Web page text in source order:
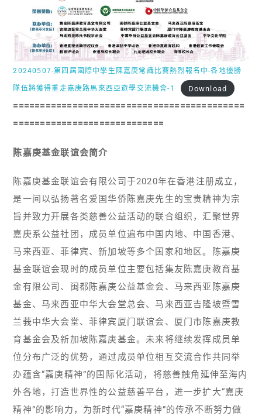
20240507-第四屆國際中學生陳嘉庚常識比賽熱烈報名中-各地優勝
隊伍將獲得重走嘉庚路馬來西亞遊學交流機會-1 Download
===========================================
============================
陈嘉庚基金联谊会简介
陈嘉庚基金联谊会有限公司于2020年在香港注册成立，
是一间以弘扬著名爱国华侨陈嘉庚先生的宝贵精神为宗
旨并致力开展各类慈善公益活动的联合组织，汇聚世界
嘉庚系公益社团，成员单位遍布中国内地、中国香港、
马来西亚、菲律宾、新加坡等多个国家和地区。陈嘉庚
基金联谊会现时的成员单位主要包括集友陈嘉庚教育基
金有限公司、闽都陈嘉庚公益基金会、马来西亚陈嘉庚
基金、马来西亚中华大会堂总会、马来西亚吉隆坡暨雪
兰莪中华大会堂、菲律宾厦门联谊会、厦门市陈嘉庚教
育基金会及新加坡陈嘉庚基金。未来将继续发挥成员单
位分布广泛的优势，通过成员单位相互交流合作共同举
办蕴含“嘉庚精神”的国际化活动，将慈善触角延伸至海内
外各地，打造世界性的公益慈善平台，进一步扩大“嘉庚
精神”的影响力，为新时代“嘉庚精神”的传承不断努力做